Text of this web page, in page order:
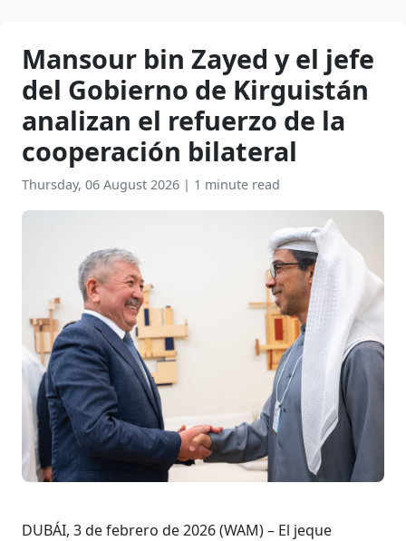
Mansour bin Zayed y el jefe
del Gobierno de Kirguistán
analizan el refuerzo de la
cooperación bilateral
Thursday, 06 August 2026 | 1 minute read
DUBÁI, 3 de febrero de 2026 (WAM) – El jeque